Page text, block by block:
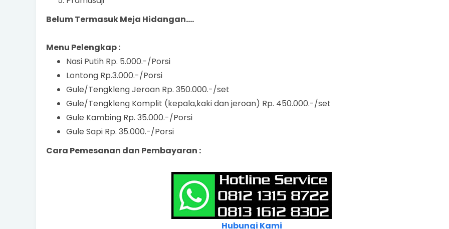
Belum Termasuk Meja Hidangan....
Menu Pelengkap :
Nasi Putih Rp. 5.000.-/Porsi
Lontong Rp.3.000.-/Porsi
Gule/Tengkleng Jeroan Rp. 350.000.-/set
Gule/Tengkleng Komplit (kepala,kaki dan jeroan) Rp. 450.000.-/set
Gule Kambing Rp. 35.000.-/Porsi
Gule Sapi Rp. 35.000.-/Porsi
Cara Pemesanan dan Pembayaran :
Hubungi Kami